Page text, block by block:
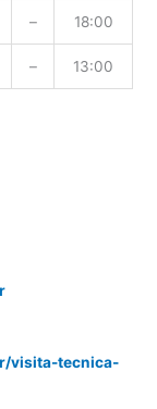
– 18:00
– 13:00
visita-tecnica-